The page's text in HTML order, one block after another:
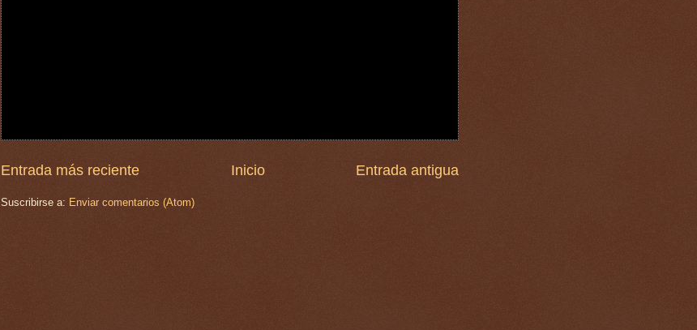
Entrada más reciente Entrada antigua
Inicio
Suscribirse a: Enviar comentarios (Atom)